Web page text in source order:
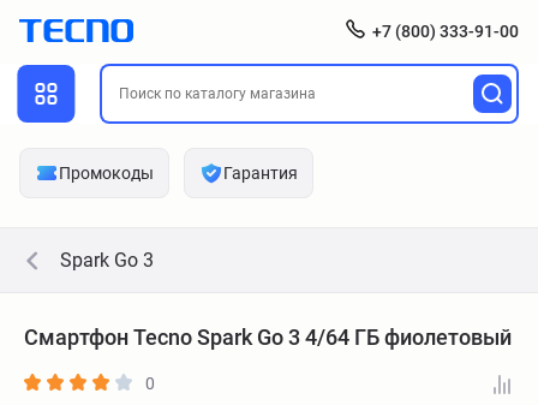
+7 (800) 333-91-00
Промокоды Гарантия
Spark Go 3
Смартфон Tecno Spark Go 3 4/64 ГБ фиолетовый
0